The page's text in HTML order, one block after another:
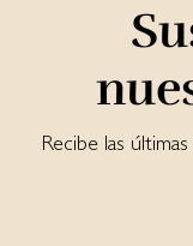
Recibe las